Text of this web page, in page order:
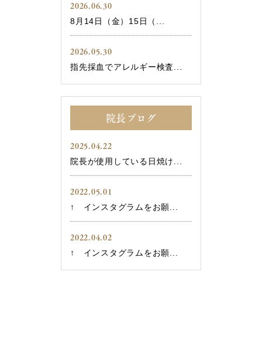
2026.06.30
8月14日（金）15日（...
2026.05.30
指先採血でアレルギー検査...
院長ブログ
2025.04.22
院長が使用している日焼け...
2022.05.01
↑ インスタグラムをお願...
2022.04.02
↑ インスタグラムをお願...